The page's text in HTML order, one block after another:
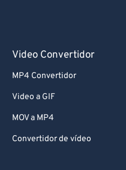
Video Convertidor
MP4 Convertidor
Video a GIF
MOV a MP4
Convertidor de vídeo